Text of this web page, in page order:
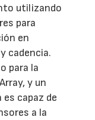
utilizando
para
en
cadencia.
para la
y un
capaz de
a la